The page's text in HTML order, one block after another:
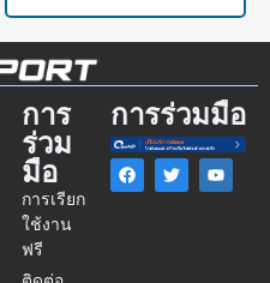
การ
ร่วม
มือ
การเรียก
ใช้งาน
ฟรี
การร่วมมือ